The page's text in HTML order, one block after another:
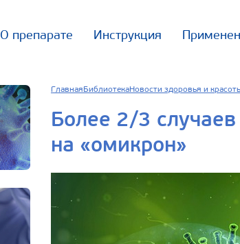
О препарате Инструкция
Главная БиблиотекаНовости здоровья и
Более 2/3
на «омикрон»